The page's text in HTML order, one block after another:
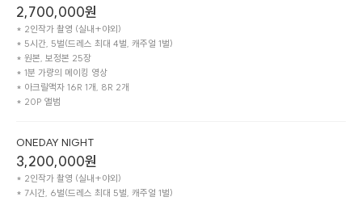
2,700,000원
* 2인작가 촬영 (실내+야외)
* 5시간, 5벌(드레스 최대 4벌, 캐주얼 1벌)
* 원본, 보정본 25장
* 1분 가량의 메이킹 영상
* 아크릴액자 16R 1개, 8R 2개
* 20P 앨범
ONEDAY NIGHT
3,200,000원
* 2인작가 촬영 (실내+야외)
* 7시간, 6벌(드레스 최대 5벌, 캐주얼 1벌)